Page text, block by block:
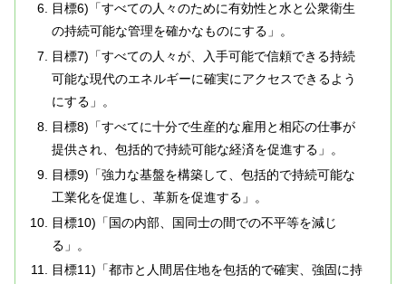
目標6)「すべての人々のために有効性と水と公衆衛生
の持続可能な管理を確かなものにする」。
目標7)「すべての人々が、入手可能で信頼できる持続
可能な現代のエネルギーに確実にアクセスできるよう
にする」。
目標8)「すべてに十分で生産的な雇用と相応の仕事が
提供され、包括的で持続可能な経済を促進する」。
目標9)「強力な基盤を構築して、包括的で持続可能な
工業化を促進し、革新を促進する」。
目標10)「国の内部、国同士の間での不平等を減じ
る」。
目標11)「都市と人間居住地を包括的で確実、強固に持